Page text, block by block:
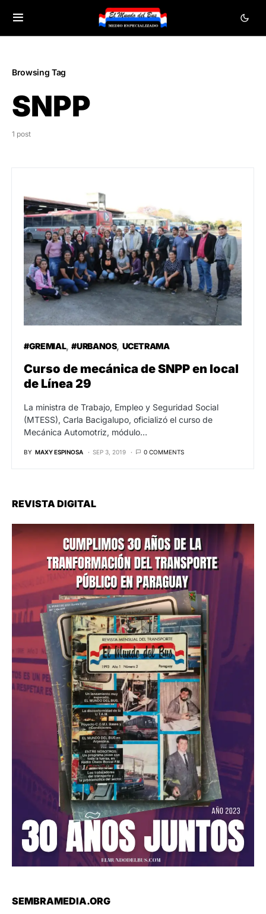
Browsing Tag
SNPP
1 post
#GREMIAL #URBANOS UCETRAMA
Curso de mecánica de SNPP en local
de Línea 29
La ministra de Trabajo, Empleo y Seguridad Social
(MTESS), Carla Bacigalupo, oficializó el curso de
Mecánica Automotriz, módulo…
BY MAXY ESPINOSA SEP 3, 2019 0 COMMENTS
REVISTA DIGITAL
SEMBRAMEDIA.ORG